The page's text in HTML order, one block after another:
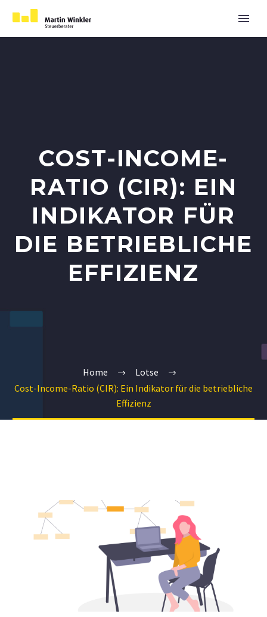
COST-INCOME-
RATIO (CIR): EIN
INDIKATOR FÜR
DIE BETRIEBLICHE
EFFIZIENZ
Home
Lotse
Cost-Income-Ratio (CIR): Ein Indikator für die betriebliche
Effizienz